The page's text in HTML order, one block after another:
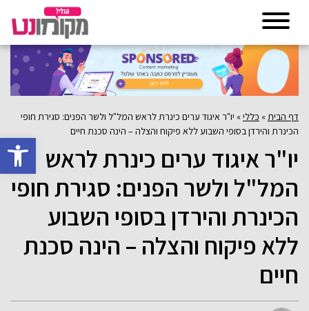
פתח
דף הבית » כללי» יו"ר איגוד ערים כינרת לראש המל"ל ולשר הפנים: סגירת חופי
הכינרת והירדן בסופי השבוע ללא פיקוח והצלה – הינה סכנת חיים
יו"ר איגוד ערים כינרת לראש
המל"ל ולשר הפנים: סגירת חופי
הכינרת והירדן בסופי השבוע
ללא פיקוח והצלה – הינה סכנת
חיים